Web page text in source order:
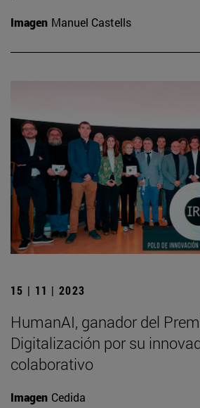
Imagen Manuel Castells
15 | 11 | 2023
HumanAI, ganador del
Digitalización por su
colaborativo
Imagen Cedida